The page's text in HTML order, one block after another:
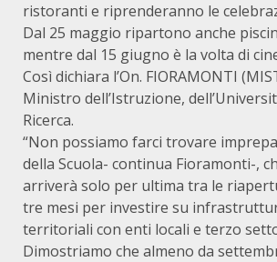
ristoranti e riprenderanno le
Dal 25 maggio ripartono anche
mentre dal 15 giugno è la volta di
Così dichiara l’On. FIORAMONTI
Ministro dell’Istruzione,
Ricerca.
“Non possiamo farci trovare
della Scuola- continua Fioramonti-,
arriverà solo per ultima tra le
tre mesi per investire su
territoriali con enti locali e terzo
Dimostriamo che almeno da